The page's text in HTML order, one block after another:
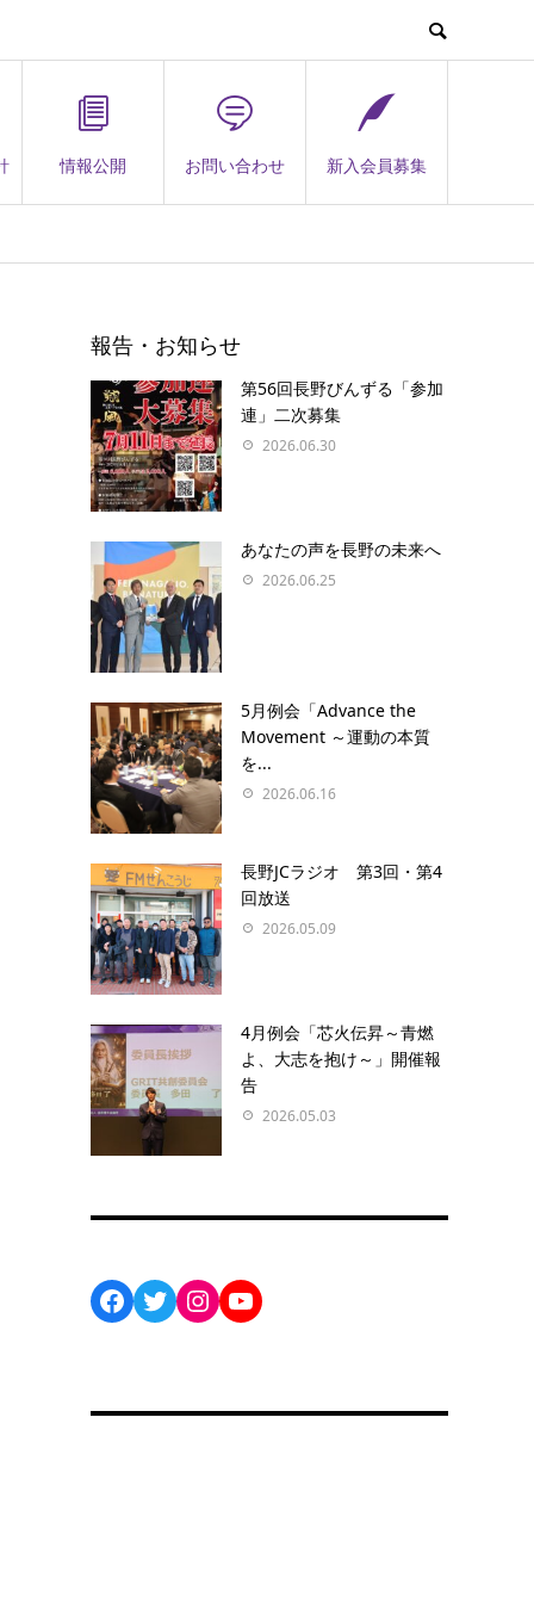
情報公開 お問い合わせ 新入会員募集
報告・お知らせ
第56回長野びんずる「参加
連」二次募集
2026.06.30
あなたの声を⻑野の未来へ
2026.06.25
5月例会「Advance the
Movement ～運動の本質
を...
2026.06.16
長野JCラジオ 第3回・第4
回放送
2026.05.09
4月例会「芯火伝昇～青燃
よ、大志を抱け～」開催報
告
2026.05.03
Facebook
Twitter
Instagram
YouTube